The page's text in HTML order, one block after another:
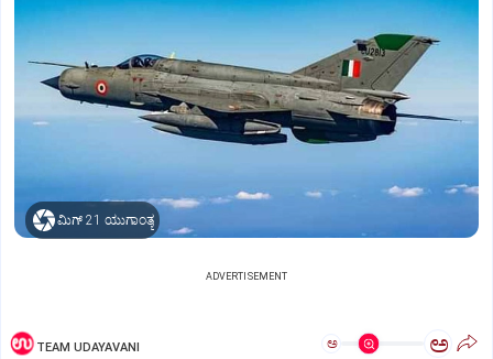
ಮಿಗ್‌ 21 ಯುಗಾಂತ್ಯ
ADVERTISEMENT
TEAM UDAYAVANI ಅ ಅ